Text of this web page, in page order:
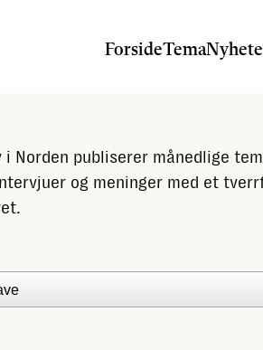
ForsideTema
i Norden publiserer månedlige
og meninger med et